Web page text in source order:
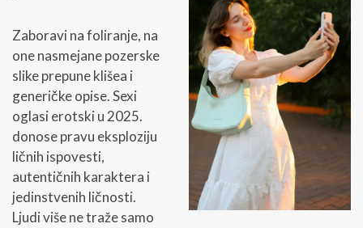
Zaboravi na foliranje, na
one nasmejane pozerske
slike prepune klišea i
generičke opise. Sexi
oglasi erotski u 2025.
donose pravu eksploziju
ličnih ispovesti,
autentičnih karaktera i
jedinstvenih ličnosti.
Ljudi više ne traže samo